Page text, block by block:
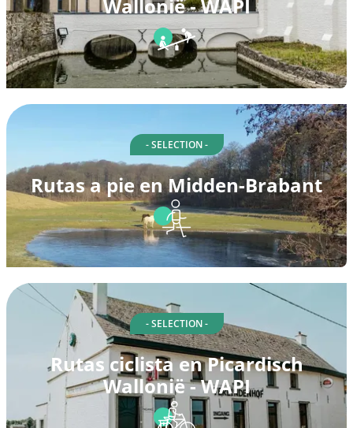
Wallonië - WAPI
- SELECTION -
Rutas a pie en Midden-Brabant
- SELECTION -
Rutas ciclista en Picardisch
Wallonië - WAPI